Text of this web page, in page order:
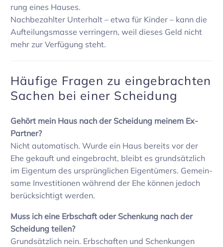
rung eines Hauses.
Nach­be­zahlter Unter­halt – etwa für Kinder – kann die
Auftei­lungs­masse verrin­gern, weil dieses Geld nicht
mehr zur Verfü­gung steht.
Häufige Fragen zu einge­brachten
Sachen bei einer Schei­dung
Gehört mein Haus nach der Schei­dung meinem Ex-
Partner?
Nicht auto­ma­tisch. Wurde ein Haus bereits vor der
Ehe gekauft und einge­bracht, bleibt es grund­sätz­lich
im Eigentum des ursprüng­li­chen Eigen­tü­mers. Gemein­
same Inves­ti­tionen während der Ehe können jedoch
berück­sich­tigt werden.
Muss ich eine Erbschaft oder Schen­kung nach der
Schei­dung teilen?
Grund­sätz­lich nein. Erbschaften und Schen­kungen